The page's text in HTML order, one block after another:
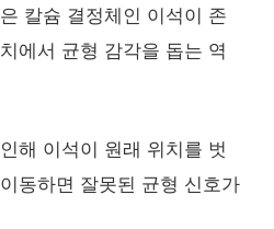
칼슘 결정체인 이석이 존
에서 균형 감각을 돕는 역
해 이석이 원래 위치를 벗
동하면 잘못된 균형 신호가